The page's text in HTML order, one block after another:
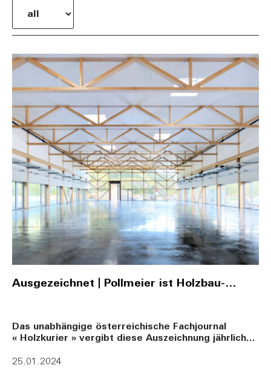
Ausgezeichnet | Pollmeier ist Holzbau-
Das unabhängige österreichische Fachjournal
« Holzkurier » vergibt diese Auszeichnung jährlich
Leistungen in der Holzindustrie
25.01.2024